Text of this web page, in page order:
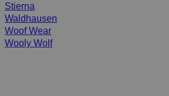
Stierna
Waldhausen
Woof Wear
Wooly Wolf